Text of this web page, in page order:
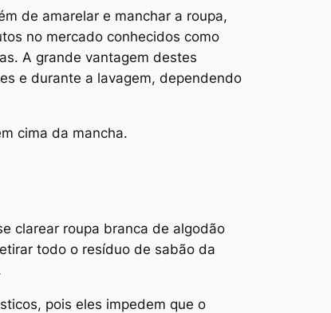
de amarelar e manchar a roupa,
no mercado conhecidos como
A grande vantagem destes
e durante a lavagem, dependendo
cima da mancha.
clarear roupa branca de algodão
todo o resíduo de sabão da
pois eles impedem que o